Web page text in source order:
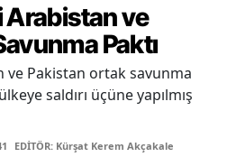
ve
Paktı
ve Pakistan ortak savunma
saldırı üçüne yapılmış
EDİTÖR: Kürşat Kerem Akçakale